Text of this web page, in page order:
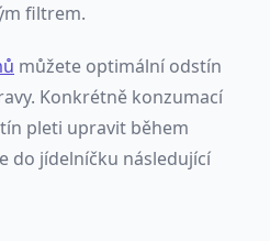
filtrem.
můžete optimální odstín
Konkrétně konzumací
pleti upravit během
do jídelníčku následující